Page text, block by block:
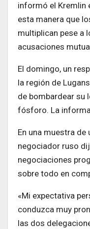
informó el Kremlin
esta manera que
multiplican pese a
acusaciones
El domingo, un
la región de
de bombardear su
fósforo. La
En una muestra de
negociador ruso
negociaciones
sobre todo en
«Mi expectativa
conduzca muy
las dos